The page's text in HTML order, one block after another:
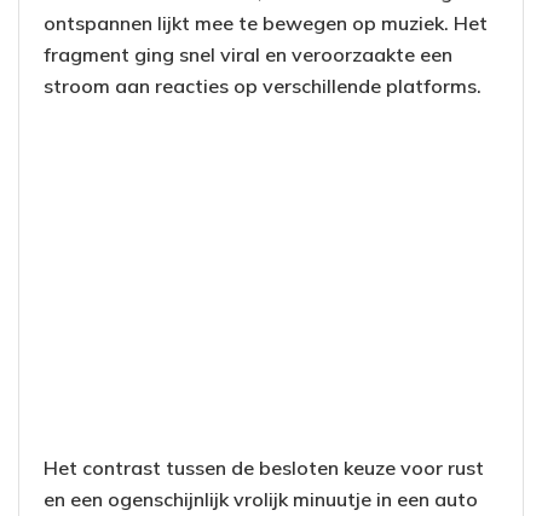
ontspannen lijkt mee te bewegen op muziek. Het
fragment ging snel viral en veroorzaakte een
stroom aan reacties op verschillende platforms.
Het contrast tussen de besloten keuze voor rust
en een ogenschijnlijk vrolijk minuutje in een auto